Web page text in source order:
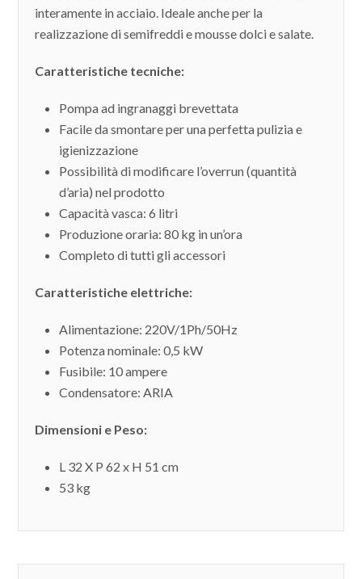
interamente in acciaio. Ideale anche per la
realizzazione di semifreddi e mousse dolci e salate.
Caratteristiche tecniche:
Pompa ad ingranaggi brevettata
Facile da smontare per una perfetta pulizia e
igienizzazione
Possibilità di modificare l’overrun (quantità
d’aria) nel prodotto
Capacità vasca: 6 litri
Produzione oraria: 80 kg in un’ora
Completo di tutti gli accessori
Caratteristiche elettriche:
Alimentazione: 220V/1Ph/50Hz
Potenza nominale: 0,5 kW
Fusibile: 10 ampere
Condensatore: ARIA
Dimensioni e Peso:
L 32 X P 62 x H 51 cm
53 kg